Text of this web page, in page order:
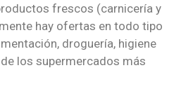
frescos (carnicería y
hay ofertas en todo tipo
droguería, higiene
de los supermercados más